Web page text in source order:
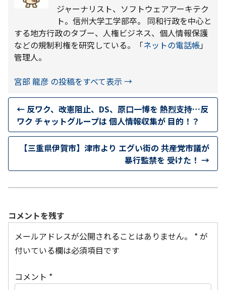
ジャーナリスト、ソフトウェアアーキテク
ト。信州大学工学部卒。 同和行政を中心と
する地方行政のタブー、人権ビジネス、個人情報保護
などの規制利権を研究している。「ネットの電話帳」
管理人。
宮部 龍彦 の投稿をすべて表示 →
← 反ワク、改憲阻止、DS、原口一博を 熱烈支持…反
ワク チャットグループは 個人情報収集が 目的！？
【三重県伊賀市】津市より エグい街の 共産党市議が
暴行監禁を 受けた！ →
コメントを残す
メールアドレスが公開されることはありません。
*が
付いている欄は必須項目です
コメント *